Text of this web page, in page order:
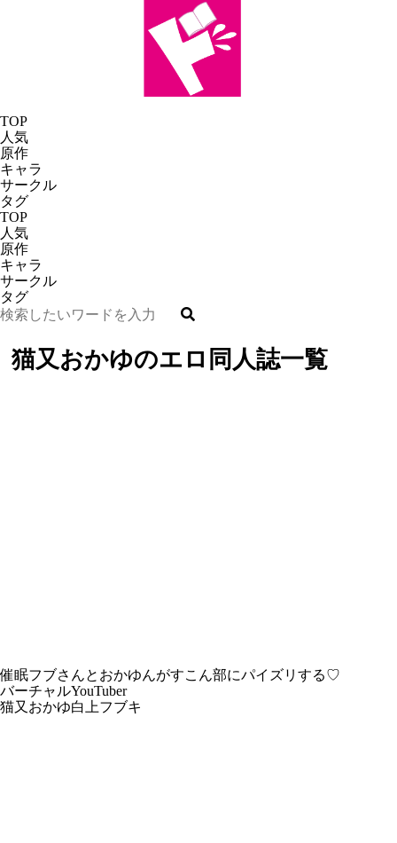
TOP
人気
原作
キャラ
サークル
タグ
TOP
人気
原作
キャラ
サークル
タグ
猫又おかゆのエロ同人誌一覧
催眠フブさんとおかゆんがすこん部にパイズリする♡
バーチャルYouTuber
猫又おかゆ白上フブキ